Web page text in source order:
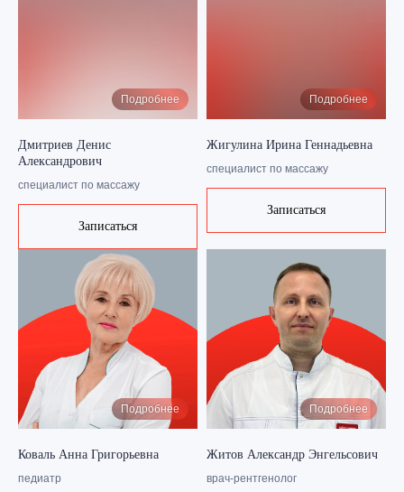
Подробнее
Дмитриев Денис
Александрович
специалист по массажу
Записаться
Подробнее
Жигулина Ирина Геннадьевна
специалист по массажу
Записаться
Подробнее
Коваль Анна Григорьевна
педиатр
Подробнее
Житов Александр Энгельсович
врач-рентгенолог